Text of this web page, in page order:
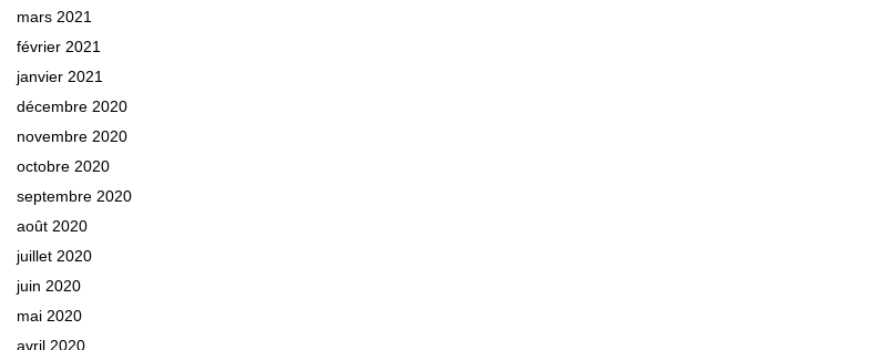
mars 2021
février 2021
janvier 2021
décembre 2020
novembre 2020
octobre 2020
septembre 2020
août 2020
juillet 2020
juin 2020
mai 2020
avril 2020